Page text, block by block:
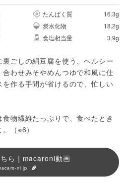
たんぱく質
16.3g
炭水化物
18.2g
食塩相当量 3.9g
ごしの絹豆腐を使う、ヘルシー
わせみそやめんつゆで和風に仕
を作る手間が省けるので、忙しい
物繊維たっぷりで、食べたとき
（※6）
ら｜macaroni動画
ni.jp